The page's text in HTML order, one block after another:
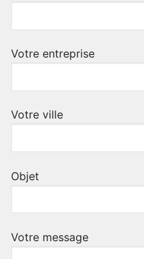
Votre entreprise
Votre ville
Objet
Votre message